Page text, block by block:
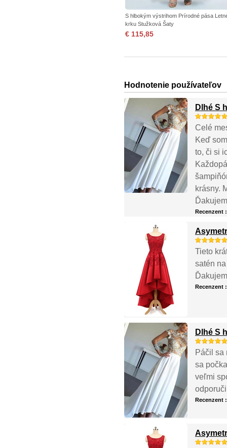
S hlbokým výstrihom Prírodné pása
krku Stužková Šaty
€ 115,85
Hodnotenie používateľov
Dlhé S
Celé
Keď
to, či si
krásny.
Recenzent
Tieto
satén
Recenzent
Dlhé S
Páčil sa
sa
veľmi
Recenzent